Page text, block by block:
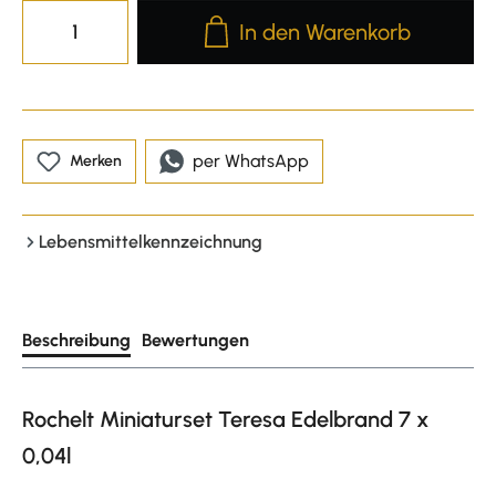
Produkt Anzahl: Gib den
In den Warenkorb
Merken per WhatsApp
Lebensmittelkennzeichnung
Beschreibung Bewertungen
Rochelt Miniaturset Teresa Edelbrand 7 x
0,04l